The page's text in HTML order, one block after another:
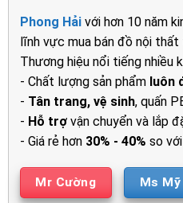
là:
Phong Hảivới hơn 10 năm
lĩnh vực mua bán đồ nội
Thương hiệu nổi tiếng nhiều
- Chất lượng sản phẩm luôn
- Tân trang, vệ sinh, quấn
- Hỗ trợvận chuyển và lắp
- Giá rẻ hơn 30% - 40% so
Mr Cường Ms